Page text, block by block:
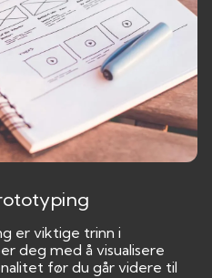
er viktige trinn i
deg med å visualisere
før du går videre til